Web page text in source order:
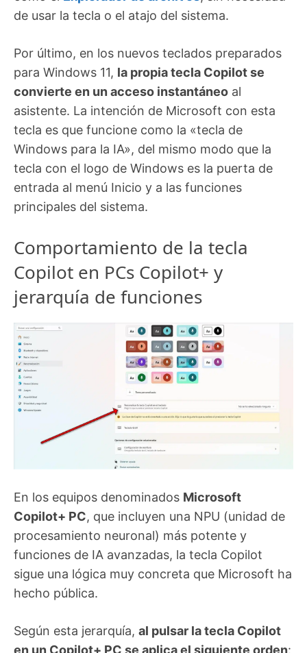
de usar la tecla o el atajo del sistema.
Por último, en los nuevos teclados preparados
para Windows 11, la propia tecla Copilot se
convierte en un acceso instantáneo al
asistente. La intención de Microsoft con esta
tecla es que funcione como la «tecla de
Windows para la IA», del mismo modo que la
tecla con el logo de Windows es la puerta de
entrada al menú Inicio y a las funciones
principales del sistema.
Comportamiento de la tecla
Copilot en PCs Copilot+ y
jerarquía de funciones
En los equipos denominados Microsoft
Copilot+ PC, que incluyen una NPU (unidad de
procesamiento neuronal) más potente y
funciones de IA avanzadas, la tecla Copilot
sigue una lógica muy concreta que Microsoft ha
hecho pública.
Según esta jerarquía, al pulsar la tecla Copilot
en un Copilot+ PC se aplica el siguiente orden: